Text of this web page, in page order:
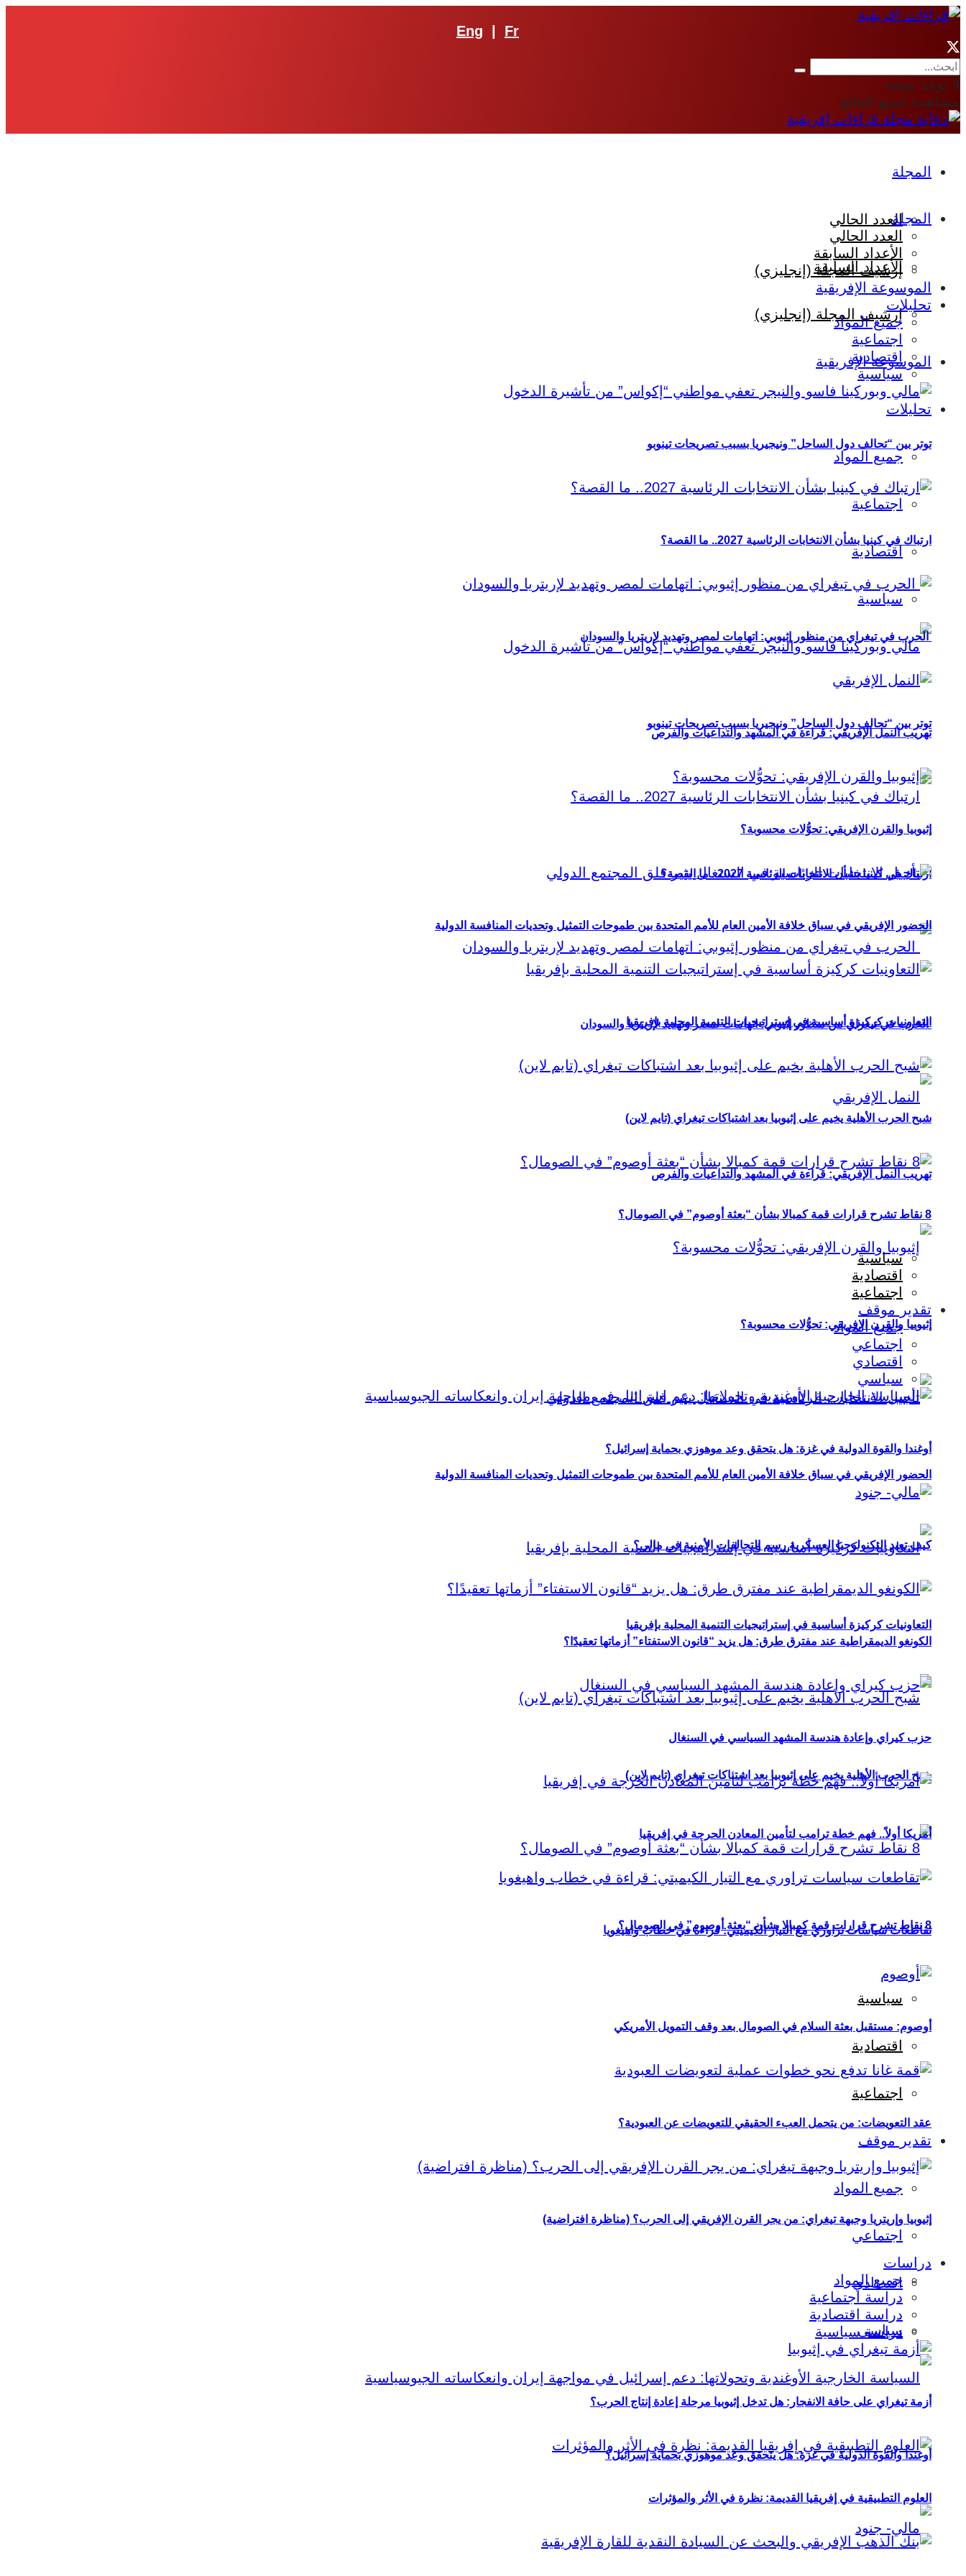
Eng Fr
لا توجد نتيجة
مشاهدة جميع النتائج
المجلة
العدد الحالي
الأعداد السابقة
إرشيف المجلة (إنجليزي)
الموسوعة الإفريقية
تحليلات
جميع المواد
اجتماعية
اقتصادية
سياسية
توتر بين “تحالف دول الساحل” ونيجيريا بسبب تصريحات تينوبو
ارتباك في كينيا بشأن الانتخابات الرئاسية 2027.. ما القصة؟
الحرب في تيغراي من منظور إثيوبي: اتهامات لمصر وتهديد لإريتريا والسودان
تهريب النمل الإفريقي: قراءة في المشهد والتداعيات والفرص
إثيوبيا والقرن الإفريقي: تحوُّلات محسوبة؟
الحضور الإفريقي في سباق خلافة الأمين العام للأمم المتحدة بين طموحات التمثيل وتحديات المنافسة الدولية
التعاونيات كركيزة أساسية في إستراتيجيات التنمية المحلية بإفريقيا
شبح الحرب الأهلية يخيم على إثيوبيا بعد اشتباكات تيغراي (تايم لاين)
8 نقاط تشرح قرارات قمة كمبالا بشأن “بعثة أوصوم” في الصومال؟
سياسية
اقتصادية
اجتماعية
تقدير موقف
جميع المواد
اجتماعي
اقتصادي
سياسي
أوغندا والقوة الدولية في غزة: هل يتحقق وعد موهوزي بحماية إسرائيل؟
المجلة
العدد الحالي
الأعداد السابقة
إرشيف المجلة (إنجليزي)
الموسوعة الإفريقية
تحليلات
جميع المواد
اجتماعية
اقتصادية
سياسية
توتر بين “تحالف دول الساحل” ونيجيريا بسبب تصريحات تينوبو
ارتباك في كينيا بشأن الانتخابات الرئاسية 2027.. ما القصة؟
الحرب في تيغراي من منظور إثيوبي: اتهامات لمصر وتهديد لإريتريا والسودان
تهريب النمل الإفريقي: قراءة في المشهد والتداعيات والفرص
إثيوبيا والقرن الإفريقي: تحوُّلات محسوبة؟
الحضور الإفريقي في سباق خلافة الأمين العام للأمم المتحدة بين طموحات التمثيل وتحديات المنافسة الدولية
التعاونيات كركيزة أساسية في إستراتيجيات التنمية المحلية بإفريقيا
شبح الحرب الأهلية يخيم على إثيوبيا بعد اشتباكات تيغراي (تايم لاين)
8 نقاط تشرح قرارات قمة كمبالا بشأن “بعثة أوصوم” في الصومال؟
سياسية
اقتصادية
اجتماعية
تقدير موقف
جميع المواد
اجتماعي
اقتصادي
سياسي
أوغندا والقوة الدولية في غزة: هل يتحقق وعد موهوزي بحماية إسرائيل؟
كيف تعيد التكنولوجيا العسكرية رسم التحالفات الأمنية في مالي؟
الكونغو الديمقراطية عند مفترق طرق: هل يزيد “قانون الاستفتاء” أزماتها تعقيدًا؟
حزب كيراي وإعادة هندسة المشهد السياسي في السنغال
أمريكا أولاً.. فهم خطة ترامب لتأمين المعادن الحرجة في إفريقيا
تقاطعات سياسات تراوري مع التيار الكيميتي: قراءة في خطاب واهيغويا
أوصوم: مستقبل بعثة السلام في الصومال بعد وقف التمويل الأمريكي
عقد التعويضات: من يتحمل العبء الحقيقي للتعويضات عن العبودية؟
إثيوبيا وإريتريا وجبهة تيغراي: من يجر القرن الإفريقي إلى الحرب؟ (مناظرة افتراضية)
دراسات
جميع المواد
دراسة اجتماعية
دراسة اقتصادية
دراسة سياسية
أزمة تيغراي على حافة الانفجار: هل تدخل إثيوبيا مرحلة إعادة إنتاج الحرب؟
العلوم التطبيقية في إفريقيا القديمة: نظرة في الأثر والمؤثرات